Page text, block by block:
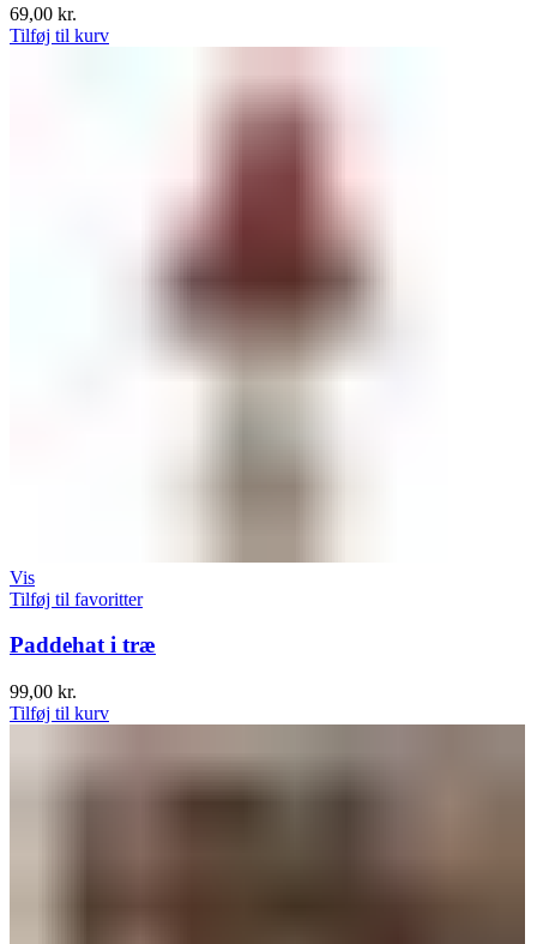
69,00 kr.
Tilføj til kurv
Vis
Tilføj til favoritter
Paddehat i træ
99,00 kr.
Tilføj til kurv